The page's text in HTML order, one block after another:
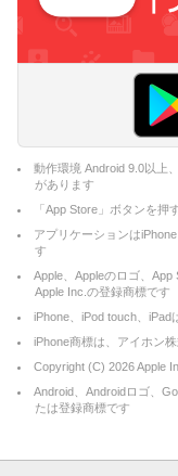
動作環境 Android 9.0以上
があります
「App Store」ボタンを
アプリケーションは
す
Apple、Appleのロゴ、
Apple Inc.の登録商標です
iPhone、iPod touch、iPad
iPhone商標は、アイホン
Copyright (C) 2026Apple
Android、Androidロゴ、
たは登録商標です